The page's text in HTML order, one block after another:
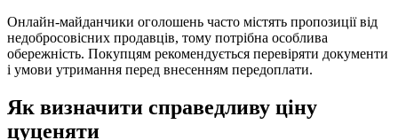
Онлайн-майданчики оголошень часто містять пропозиції від
недобросовісних продавців, тому потрібна особлива
обережність. Покупцям рекомендується перевіряти документи
і умови утримання перед внесенням передоплати.
Як визначити справедливу ціну
цуценяти